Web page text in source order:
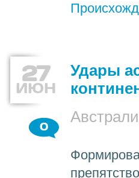
27
ИЮН
Удары
0